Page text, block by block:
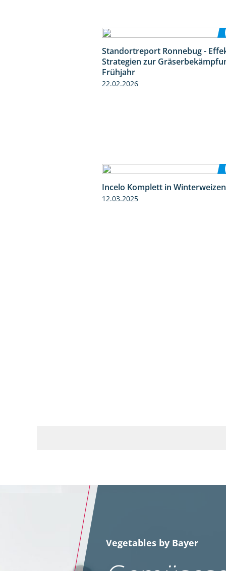
Standortreport Ronnebug -
Strategien zur
Frühjahr
22.02.2026
Incelo Komplett in Winterweizen
12.03.2025
Vegetables by Bayer